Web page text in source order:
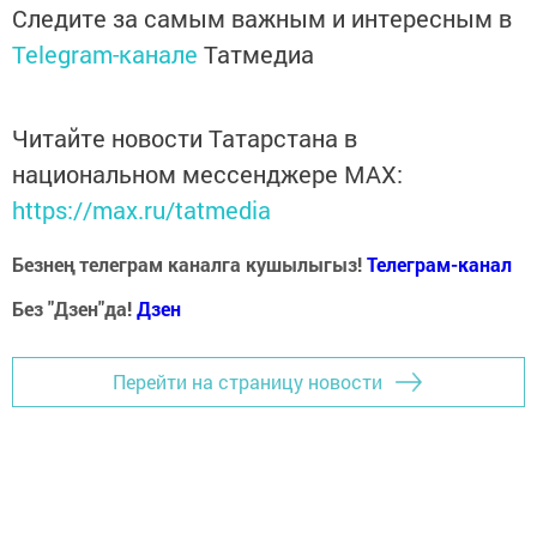
Следите за самым важным и интересным в
Telegram-канале Татмедиа
Читайте новости Татарстана в
национальном мессенджере MАХ:
https://max.ru/tatmedia
Безнең телеграм каналга кушылыгыз!Телеграм-канал
Без "Дзен"да!Дзен
Перейти на страницу новости